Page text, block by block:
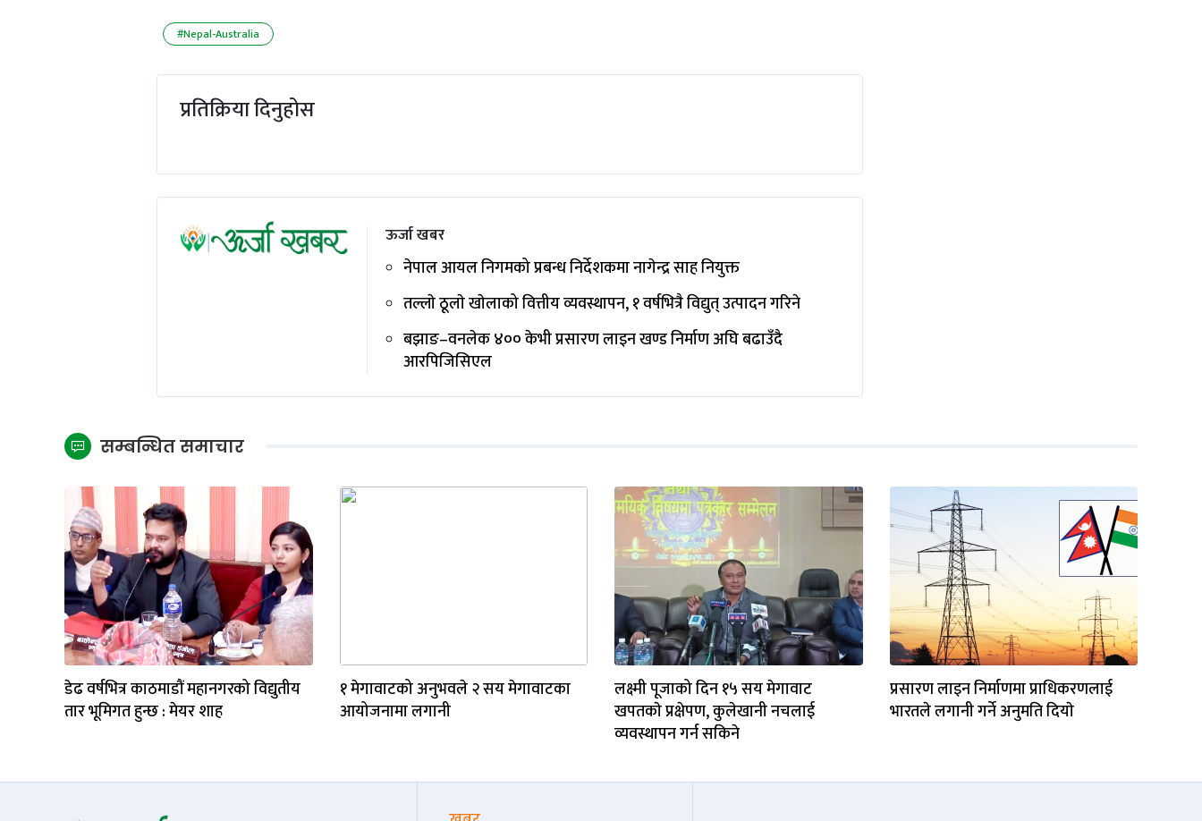
#Nepal-Australia
प्रतिक्रिया दिनुहोस
ऊर्जा खबर
नेपाल आयल निगमको प्रबन्ध निर्देशकमा नागेन्द्र साह नियुक्त
तल्लाे ठूलाे खाेलाको वित्तीय व्यवस्थापन, १ वर्षभित्रै विद्युत् उत्पादन गरिने
बझाङ–वनलेक ४०० केभी प्रसारण लाइन खण्ड निर्माण अघि बढाउँदै
आरपिजिसिएल
सम्बन्धित समाचार
डेढ वर्षभित्र काठमाडौं महानगरको विद्युतीय
तार भूमिगत हुन्छ : मेयर शाह
१ मेगावाटको अनुभवले २ सय मेगावाटका
आयोजनामा लगानी
लक्ष्मी पूजाको दिन १५ सय मेगावाट
खपतकाे प्रक्षेपण, कुलेखानी नचलाई
व्यवस्थापन गर्न सकिने
प्रसारण लाइन निर्माणमा प्राधिकरणलाई
भारतले लगानी गर्ने अनुमति दियाे